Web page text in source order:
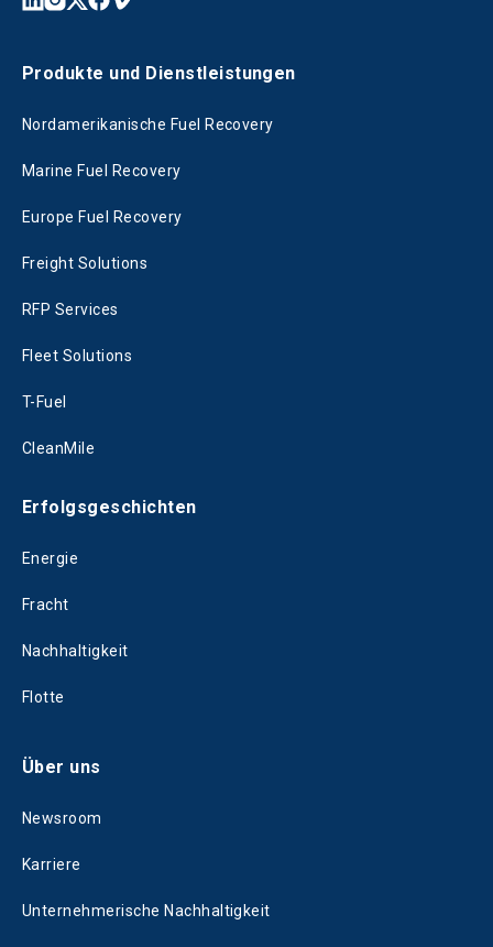
Produkte und Dienstleistungen
Nordamerikanische Fuel Recovery
Marine Fuel Recovery
Europe Fuel Recovery
Freight Solutions
RFP Services
Fleet Solutions
T-Fuel
CleanMile
Erfolgsgeschichten
Energie
Fracht
Nachhaltigkeit
Flotte
Über uns
Newsroom
Karriere
Unternehmerische Nachhaltigkeit